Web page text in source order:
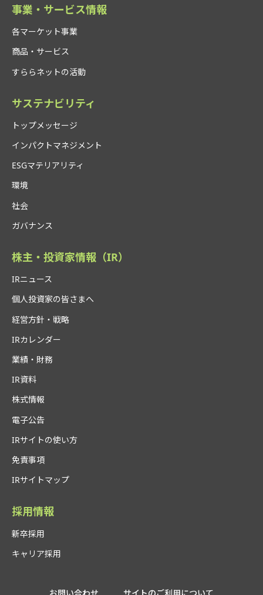
事業・サービス情報
各マーケット事業
商品・サービス
すららネットの活動
サステナビリティ
トップメッセージ
インパクトマネジメント
ESGマテリアリティ
環境
社会
ガバナンス
株主・投資家情報（IR）
IRニュース
個人投資家の皆さまへ
経営方針・戦略
IRカレンダー
業績・財務
IR資料
株式情報
電子公告
IRサイトの使い方
免責事項
IRサイトマップ
採用情報
新卒採用
キャリア採用